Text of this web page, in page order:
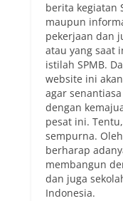
berita kegiatan
maupun
pekerjaan dan
atau yang saat
istilah SPMB.
website ini
agar
dengan
pesat ini.
sempurna.
berharap
membangun
dan juga
Indonesia.